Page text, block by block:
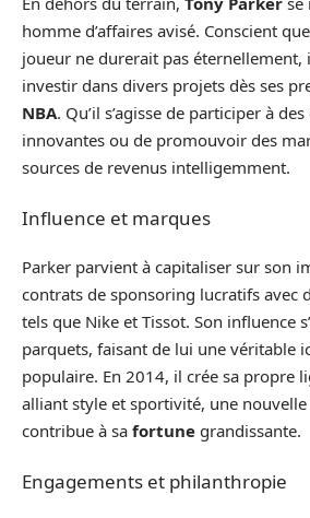
homme d’affaires avisé. Conscient
joueur ne durerait pas éternellement,
investir dans divers projets dès ses
NBA. Qu’il s’agisse de participer à
innovantes ou de promouvoir des
sources de revenus intelligemment.
Influence et marques
Parker parvient à capitaliser sur son
contrats de sponsoring lucratifs avec
tels que Nike et Tissot. Son influence
parquets, faisant de lui une véritable
populaire. En 2014, il crée sa propre
alliant style et sportivité, une
contribue à sa fortune grandissante.
Engagements et philanthropie